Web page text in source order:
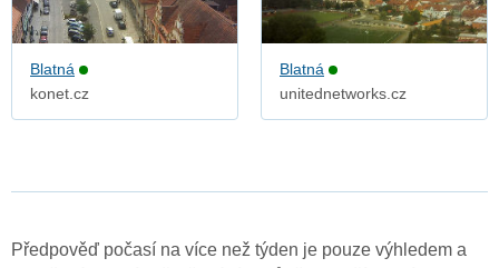
Blatná
konet.cz
Blatná
unitednetworks.cz
Předpověď počasí na více než týden je pouze výhledem a